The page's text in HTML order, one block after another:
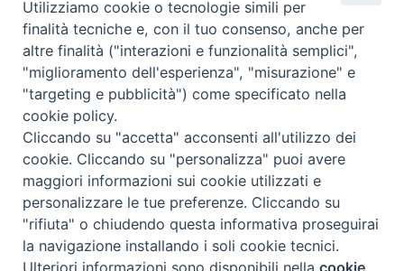
Scrivici
Copyright © 2019 - Tutti i diritti riservati - Vita
Trentina Editrice
Privacy Policy
Torna
Utilizziamo cookie o tecnologie simili per
finalità tecniche e, con il tuo consenso, anche per
altre finalità ("interazioni e funzionalità semplici",
"miglioramento dell'esperienza", "misurazione" e
"targeting e pubblicità") come specificato nella
cookie policy.
Cliccando su "accetta" acconsenti all'utilizzo dei
cookie. Cliccando su "personalizza" puoi avere
maggiori informazioni sui cookie utilizzati e
personalizzare le tue preferenze. Cliccando su
"rifiuta" o chiudendo questa informativa proseguirai
la navigazione installando i soli cookie tecnici.